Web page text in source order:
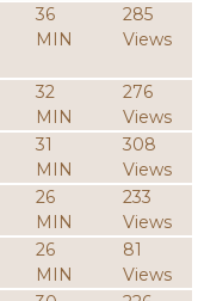
36
MIN
285
Views
32
MIN
276
Views
31
MIN
308
Views
26
MIN
233
Views
26
MIN
81
Views